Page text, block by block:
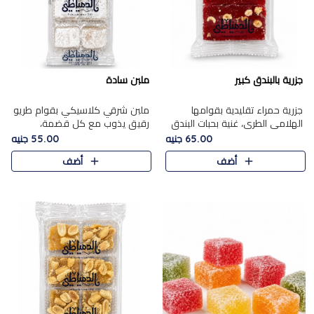
جزرية بالبندق كبير
جزرية حمراء تقليدية بقوامها
الهلامي الطري، غنية بحبات البندق
الفاخرة التي تضيف قرمشة راقية
إلى قوامها الناعم، لتقدم مزيجًا
متوازنًا من النكه..
65.00 جنيه
أضف
ملبن سادة
ملبن شرقي كلاسيكي بقوام طريو
رقيق يذوب مع كل قضمة،
مغطى بطبقة ناعمة من السكر
البودرة ليقدم المذاق الأصيل الذي
ارتبط بحلويات المولد التقليدي..
55.00 جنيه
أضف